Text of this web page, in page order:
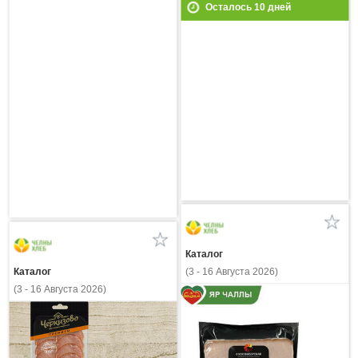
Осталось 10дней
Каталог
(3 - 16 Августа 2026)
Каталог
(3 - 16 Августа 2026)